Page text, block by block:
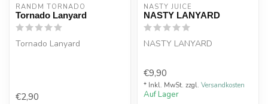
RANDM TORNADO
Tornado Lanyard
Tornado Lanyard
€2,90
NASTY JUICE
NASTY LANYARD
NASTY LANYARD
€9,90
* Inkl. MwSt. zzgl. Versandkosten
Auf Lager